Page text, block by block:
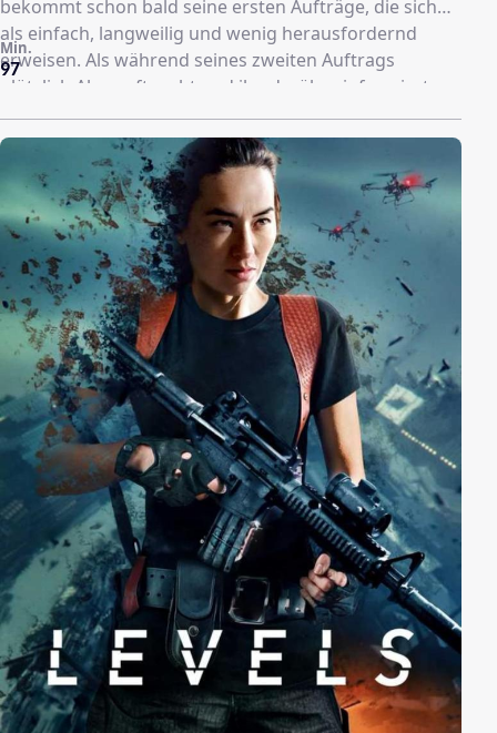
bekommt schon bald seine ersten Aufträge, die sich
als einfach, langweilig und wenig herausfordernd
erweisen. Als während seines zweiten Auftrags
plötzlich Alex auftaucht und ihn darüber informiert,
dass er einer Gehirnwäsche unterzogen wird, weiß
Sullivan bald nicht mehr, auf welcher Seite er steht,
wer er wirklich ist und wem er noch trauen kann …
97
Min.